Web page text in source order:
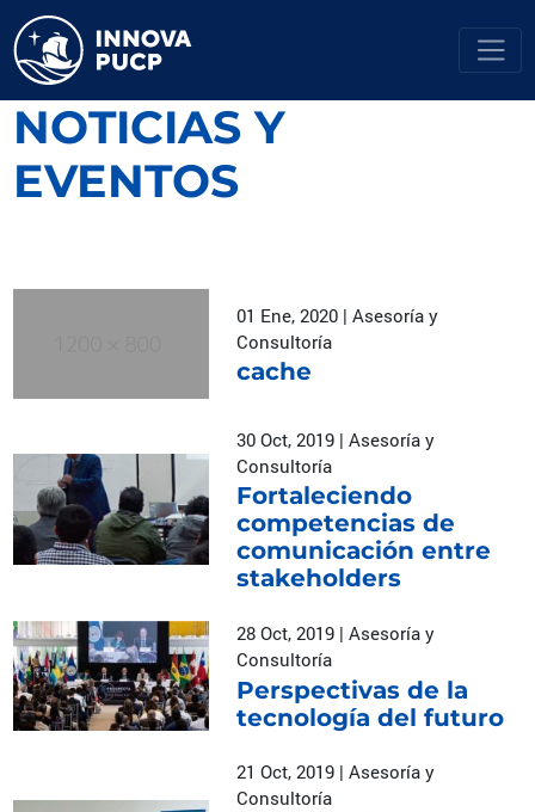
NOTICIAS Y
EVENTOS
01 Ene, 2020 | Asesoría y
Consultoría
cache
30 Oct, 2019 | Asesoría y
Consultoría
Fortaleciendo
competencias de
comunicación entre
stakeholders
28 Oct, 2019 | Asesoría y
Consultoría
Perspectivas de la
tecnología del futuro
21 Oct, 2019 | Asesoría y
Consultoría